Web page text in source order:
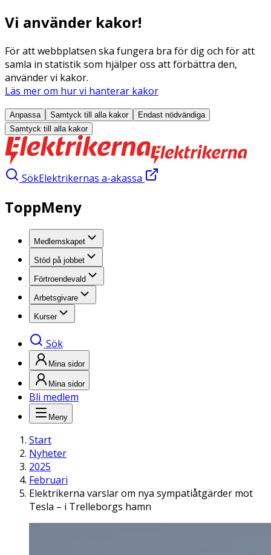
Vi använder kakor!
För att webbplatsen ska fungera bra för dig och för att
samla in statistik som hjälper oss att förbättra den,
använder vi kakor.
Läs mer om hur vi hanterar kakor
Anpassa Samtyck till alla kakor
Endast nödvändiga
Samtyck till alla kakor
SökElektrikernas a-akassa
ToppMeny
Medlemskapet
Stöd på jobbet
Förtroendevald
Arbetsgivare
Kurser
Sök
Mina sidor
Mina sidor
Bli medlem
Meny
Start
Nyheter
2025
Februari
Elektrikerna varslar om nya sympatiåtgärder mot
Tesla – i Trelleborgs hamn